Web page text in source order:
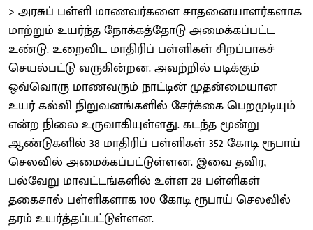
> அரசுப் பள்ளி மாணவர்களை சாதனையாளர்களாக
மாற்றும் உயர்ந்த நோக்கத்தோடு அமைக்கப்பட்ட
உண்டு. உறைவிட மாதிரிப் பள்ளிகள் சிறப்பாகச்
செயல்பட்டு வருகின்றன. அவற்றில் படிக்கும்
ஒவ்வொரு மாணவரும் நாட்டின் முதன்மையான
உயர் கல்வி நிறுவனங்களில் சேர்க்கை பெறமுடியும்
என்ற நிலை உருவாகியுள்ளது. கடந்த மூன்று
ஆண்டுகளில் 38 மாதிரிப் பள்ளிகள் 352 கோடி ரூபாய்
செலவில் அமைக்கப்பட்டுள்ளன. இவை தவிர,
பல்வேறு மாவட்டங்களில் உள்ள 28 பள்ளிகள்
தகைசால் பள்ளிகளாக 100 கோடி ரூபாய் செலவில்
தரம் உயர்த்தப்பட்டுள்ளன.